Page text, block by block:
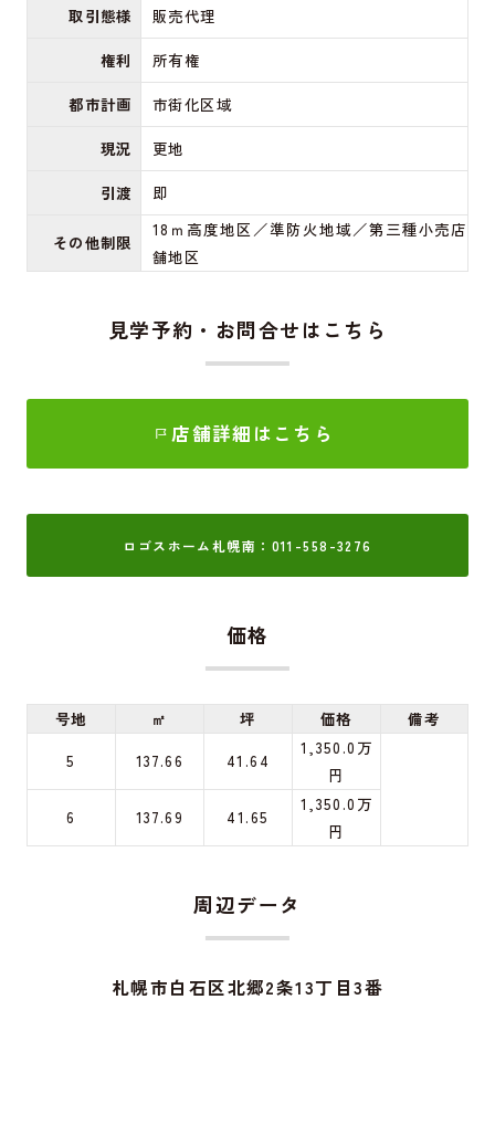
取引態様
販売代理
権利
所有権
都市計画
市街化区域
現況
更地
引渡
即
その他制限
18ｍ高度地区／準防火地域／第三種小売店
舗地区
見学予約・お問合せはこちら
店舗詳細はこちら
ロゴスホーム札幌南：011-558-3276
価格
号地 ㎡ 坪 価格
備考
5
137.66 41.64
1,350.0万
円
6
137.69 41.65
1,350.0万
円
周辺データ
札幌市白石区北郷2条13丁目3番